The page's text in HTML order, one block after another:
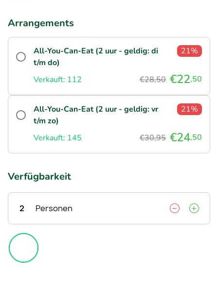
Arrangements
All-You-Can-Eat (2 uur - geldig: di
t/m do)
21%
Verkauft: 112 €28,50 €22,50
All-You-Can-Eat (2 uur - geldig: vr
t/m zo)
21%
Verkauft: 145 €30,95 €24,50
Verfügbarkeit
2 Personen